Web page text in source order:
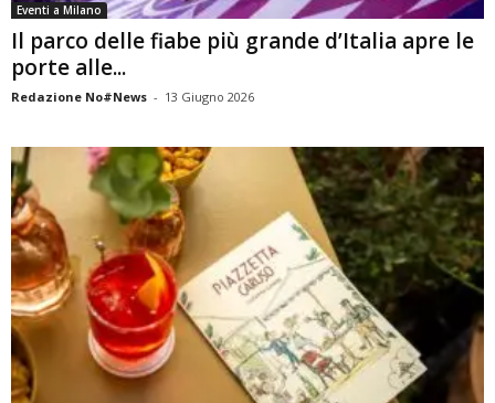
Eventi a Milano
Il parco delle fiabe più grande d’Italia apre le
porte alle...
Redazione No#News - 13 Giugno 2026